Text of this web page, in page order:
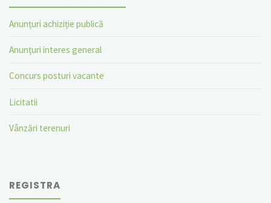
Anunțuri achiziție publică
Anunțuri interes general
Concurs posturi vacante
Licitatii
Vânzări terenuri
REGISTRA